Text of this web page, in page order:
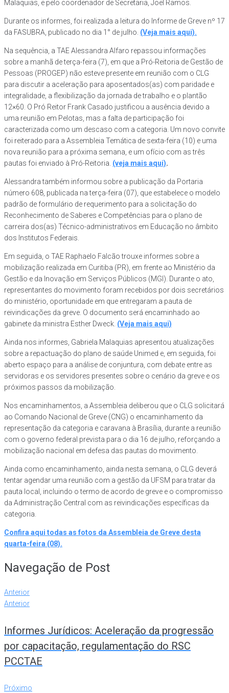
Malaquias, e pelo coordenador de Secretaria, Joel Ramos.
Durante os informes, foi realizada a leitura do Informe de Greve nº 17
da FASUBRA, publicado no dia 1° de julho. (Veja mais aqui).
Na sequência, a TAE Alessandra Alfaro repassou informações
sobre a manhã de terça-feira (7), em que a Pró-Reitoria de Gestão de
Pessoas (PROGEP) não esteve presente em reunião com o CLG
para discutir a aceleração para aposentados(as) com paridade e
integralidade, a flexibilização da jornada de trabalho e o plantão
12×60. O Pró Reitor Frank Casado justificou a ausência devido a
uma reunião em Pelotas, mas a falta de participação foi
caracterizada como um descaso com a categoria. Um novo convite
foi reiterado para a Assembleia Temática de sexta-feira (10) e uma
nova reunião para a próxima semana, e um ofício com as três
pautas foi enviado à Pró-Reitoria. (veja mais aqui).
Alessandra também informou sobre a publicação da Portaria
número 608, publicada na terça-feira (07), que estabelece o modelo
padrão de formulário de requerimento para a solicitação do
Reconhecimento de Saberes e Competências para o plano de
carreira dos(as) Técnico-administrativos em Educação no âmbito
dos Institutos Federais.
Em seguida, o TAE Raphaelo Falcão trouxe informes sobre a
mobilização realizada em Curitiba (PR), em frente ao Ministério da
Gestão e da Inovação em Serviços Públicos (MGI). Durante o ato,
representantes do movimento foram recebidos por dois secretários
do ministério, oportunidade em que entregaram a pauta de
reivindicações da greve. O documento será encaminhado ao
gabinete da ministra Esther Dweck. (Veja mais aqui)
Ainda nos informes, Gabriela Malaquias apresentou atualizações
sobre a repactuação do plano de saúde Unimed e, em seguida, foi
aberto espaço para a análise de conjuntura, com debate entre as
servidoras e os servidores presentes sobre o cenário da greve e os
próximos passos da mobilização.
Nos encaminhamentos, a Assembleia deliberou que o CLG solicitará
ao Comando Nacional de Greve (CNG) o encaminhamento da
representação da categoria e caravana à Brasília, durante a reunião
com o governo federal prevista para o dia 16 de julho, reforçando a
mobilização nacional em defesa das pautas do movimento.
Ainda como encaminhamento, ainda nesta semana, o CLG deverá
tentar agendar uma reunião com a gestão da UFSM para tratar da
pauta local, incluindo o termo de acordo de greve e o compromisso
da Administração Central com as reivindicações específicas da
categoria.
Confira aqui todas as fotos da Assembleia de Greve desta
quarta-feira (08).
Navegação de Post
Anterior
Anterior
Informes Jurídicos: Aceleração da progressão
por capacitação, regulamentação do RSC
PCCTAE
Próximo